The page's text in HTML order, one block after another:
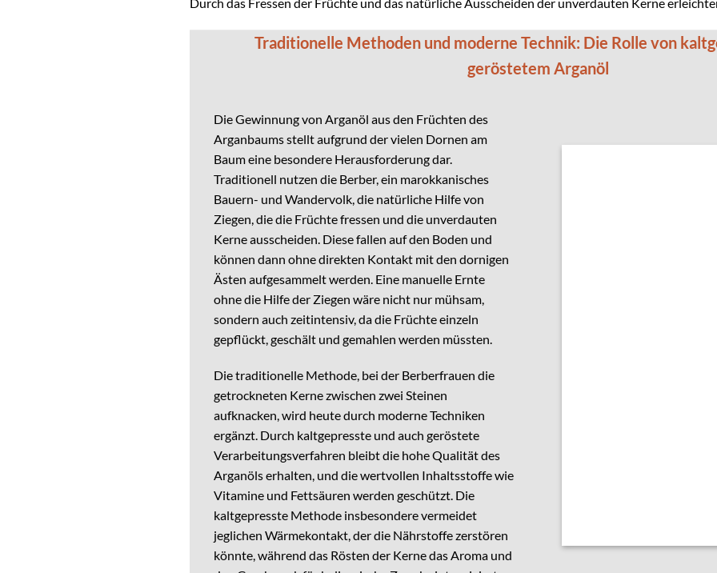
Traditionelle Methoden und moderne Technik: Die Rolle von
geröstetem Arganöl
Die Gewinnung von Arganöl aus den Früchten des
Arganbaums stellt aufgrund der vielen Dornen am
Baum eine besondere Herausforderung dar.
Traditionell nutzen die Berber, ein marokkanisches
Bauern- und Wandervolk, die natürliche Hilfe von
Ziegen, die die Früchte fressen und die unverdauten
Kerne ausscheiden. Diese fallen auf den Boden und
können dann ohne direkten Kontakt mit den dornigen
Ästen aufgesammelt werden. Eine manuelle Ernte
ohne die Hilfe der Ziegen wäre nicht nur mühsam,
sondern auch zeitintensiv, da die Früchte einzeln
gepflückt, geschält und gemahlen werden müssten.
Die traditionelle Methode, bei der Berberfrauen die
getrockneten Kerne zwischen zwei Steinen
aufknacken, wird heute durch moderne Techniken
ergänzt. Durch kaltgepresste und auch geröstete
Verarbeitungsverfahren bleibt die hohe Qualität des
Arganöls erhalten, und die wertvollen Inhaltsstoffe wie
Vitamine und Fettsäuren werden geschützt. Die
kaltgepresste Methode insbesondere vermeidet
jeglichen Wärmekontakt, der die Nährstoffe zerstören
könnte, während das Rösten der Kerne das Aroma und